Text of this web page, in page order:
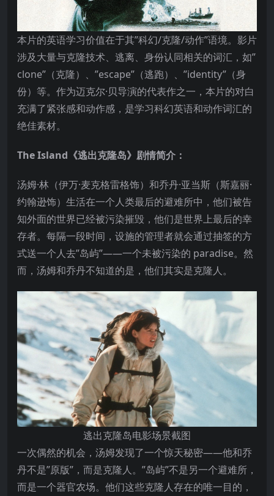
本片的英语学习价值在于其”科幻/克隆/动作”语境。影片
涉及大量与克隆技术、逃离、身份认同相关的词汇，如”
clone”（克隆）、”escape”（逃跑）、”identity”（身
份）等。作为迈克尔·贝导演的代表作之一，本片的对白
充满了紧张感和动作感，是学习科幻英语和动作词汇的
绝佳素材。
The Island《逃出克隆岛》剧情简介：
汤姆·林（伊万·麦克格雷格饰）和乔丹·亚当斯（斯嘉丽·
约翰逊饰）生活在一个人类最后的避难所中，他们被告
知外面的世界已经被污染摧毁，他们是世界上最后的幸
存者。每隔一段时间，设施的管理者就会通过抽签的方
式送一个人去”岛屿”——一个未被污染的 paradise。然
而，汤姆和乔丹不知道的是，他们其实是克隆人。
逃出克隆岛电影场景截图
一次偶然的机会，汤姆发现了一个惊天秘密——他和乔
丹不是”原版”，而是克隆人。”岛屿”不是另一个避难所，
而是一个器官农场。他们这些克隆人存在的唯一目的，